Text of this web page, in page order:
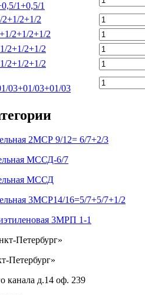
1+0,5/1
2+1/2
2+1/2+1/2
2+1/2+1/2
2+1/2+1/2
03+01/03+01/03
2МСР 9/12= 6/7+2/3
МССД-6/7
МССД
3МСР14/16=5/7+5/7+1/2
3МРП 1-1
Петербург»
Петербург»
канала д.14 оф. 239